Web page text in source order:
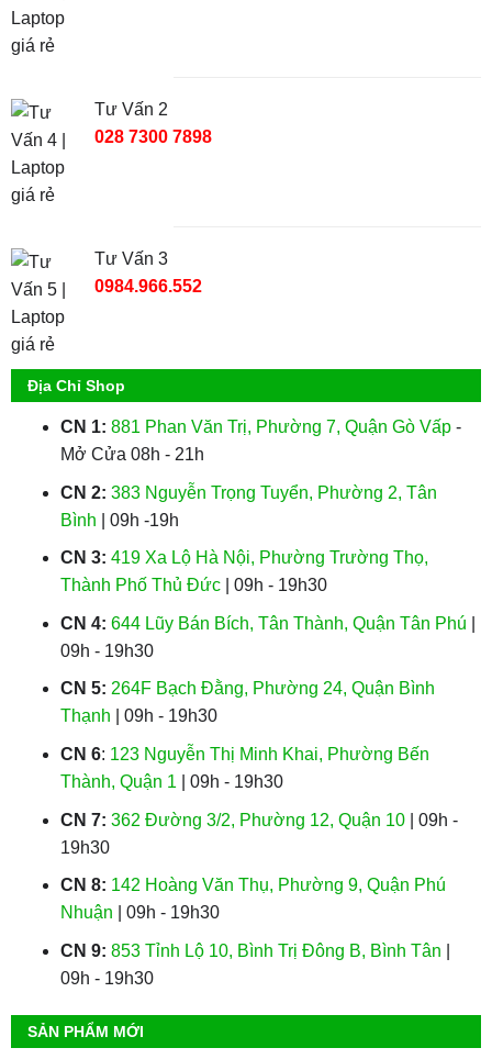
Tư Vấn 2
028 7300 7898
Tư Vấn 3
0984.966.552
Địa Chỉ Shop
CN 1: 881 Phan Văn Trị, Phường 7, Quận Gò Vấp-
Mở Cửa 08h - 21h
CN 2: 383 Nguyễn Trọng Tuyển, Phường 2, Tân
Bình | 09h -19h
CN 3: 419 Xa Lộ Hà Nội, Phường Trường Thọ,
Thành Phố Thủ Đức| 09h - 19h30
CN 4: 644 Lũy Bán Bích, Tân Thành, Quận Tân Phú
09h - 19h30
CN 5: 264F Bạch Đằng, Phường 24, Quận Bình
Thạnh | 09h - 19h30
CN 6: 123 Nguyễn Thị Minh Khai, Phường Bến
Thành, Quận 1 | 09h - 19h30
CN 7: 362 Đường 3/2, Phường 12, Quận 10| 09h -
19h30
CN 8: 142 Hoàng Văn Thụ, Phường 9, Quận Phú
Nhuận | 09h - 19h30
CN 9: 853 Tỉnh Lộ 10, Bình Trị Đông B, Bình Tân
09h - 19h30
SẢN PHẨM MỚI